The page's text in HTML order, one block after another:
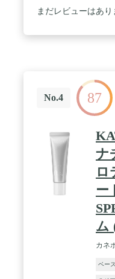
まだレビューはあり
No.4 87
ナ
ロ
ー
ム
カネ
ベー